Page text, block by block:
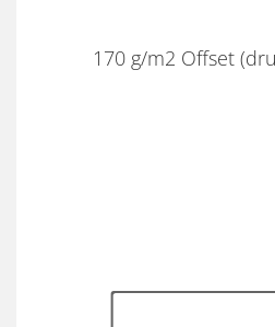
170 g/m2 Offset